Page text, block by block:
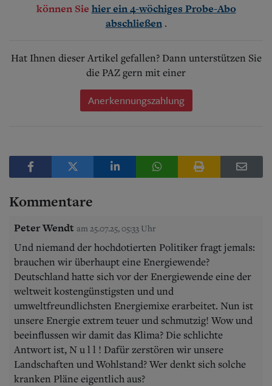
können Sie hier ein 4-wöchiges Probe-Abo
abschließen .
Hat Ihnen dieser Artikel gefallen? Dann unterstützen Sie
die PAZ gern mit einer
Anerkennungszahlung
Kommentare
Peter Wendt am 25.07.25, 05:33 Uhr
Und niemand der hochdotierten Politiker fragt jemals:
brauchen wir überhaupt eine Energiewende?
Deutschland hatte sich vor der Energiewende eine der
weltweit kostengünstigsten und und
umweltfreundlichsten Energiemixe erarbeitet. Nun ist
unsere Energie extrem teuer und schmutzig! Wow und
beeinflussen wir damit das Klima? Die schlichte
Antwort ist, N u l l ! Dafür zerstören wir unsere
Landschaften und Wohlstand? Wer denkt sich solche
kranken Pläne eigentlich aus?